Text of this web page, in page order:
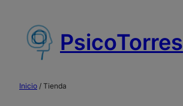
contenido
PsicoTorres
Inicio / Tienda